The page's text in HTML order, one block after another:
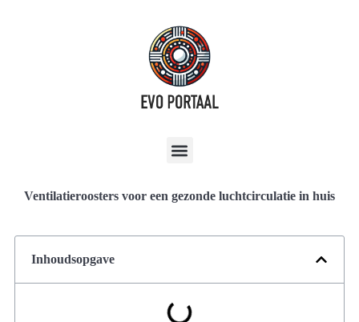
Ventilatieroosters voor een gezonde luchtcirculatie in huis
Inhoudsopgave